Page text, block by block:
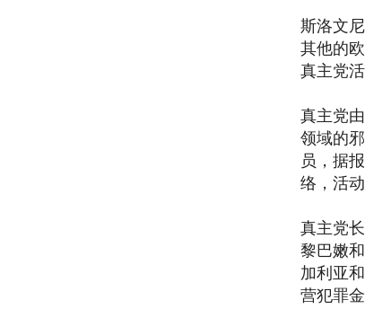
斯洛文
其他的
真主党
真主党
领域的
员，据
络，活
真主党
黎巴嫩
加利亚
营犯罪